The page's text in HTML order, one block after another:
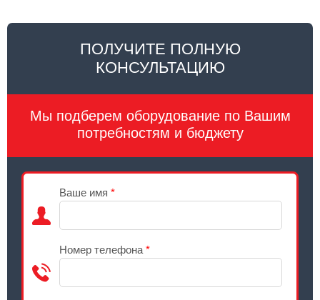
ПОЛУЧИТЕ ПОЛНУЮ
КОНСУЛЬТАЦИЮ
Мы подберем оборудование по Вашим
потребностям и бюджету
Ваше имя *
Номер телефона *